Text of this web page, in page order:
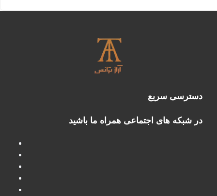
دسترسی سریع
در شبکه های اجتماعی همراه ما باشید